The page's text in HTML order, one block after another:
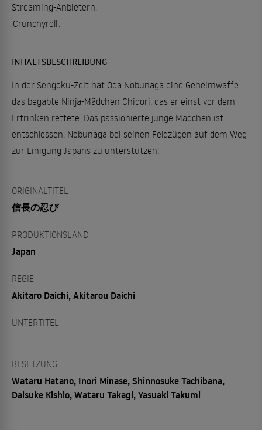
Streaming-Anbietern:
Crunchyroll
INHALTSBESCHREIBUNG
In der Sengoku-Zeit hat Oda Nobunaga eine Geheimwaffe:
das begabte Ninja-Mädchen Chidori, das er einst vor dem
Ertrinken rettete. Das passionierte junge Mädchen ist
entschlossen, Nobunaga bei seinen Feldzügen auf dem Weg
zur Einigung Japans zu unterstützen!
ORIGINALTITEL
信長の忍び
PRODUKTIONSLAND
Japan
REGIE
Akitaro Daichi, Akitarou Daichi
UNTERTITEL
BESETZUNG
Wataru Hatano, Inori Minase, Shinnosuke Tachibana,
Daisuke Kishio, Wataru Takagi, Yasuaki Takumi